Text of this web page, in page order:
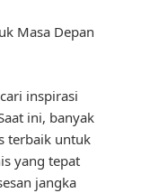
Masa Depan
inspirasi
ini, banyak
terbaik untuk
yang tepat
jangka